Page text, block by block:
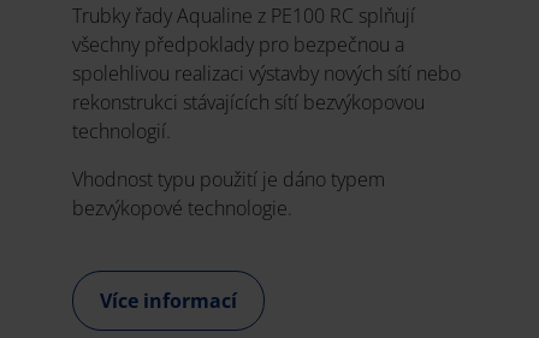
Trubky řady Aqualine z PE100 RC splňují
všechny předpoklady pro bezpečnou a
spolehlivou realizaci výstavby nových sítí nebo
rekonstrukci stávajících sítí bezvýkopovou
technologií.
Vhodnost typu použití je dáno typem
bezvýkopové technologie.
Více informací